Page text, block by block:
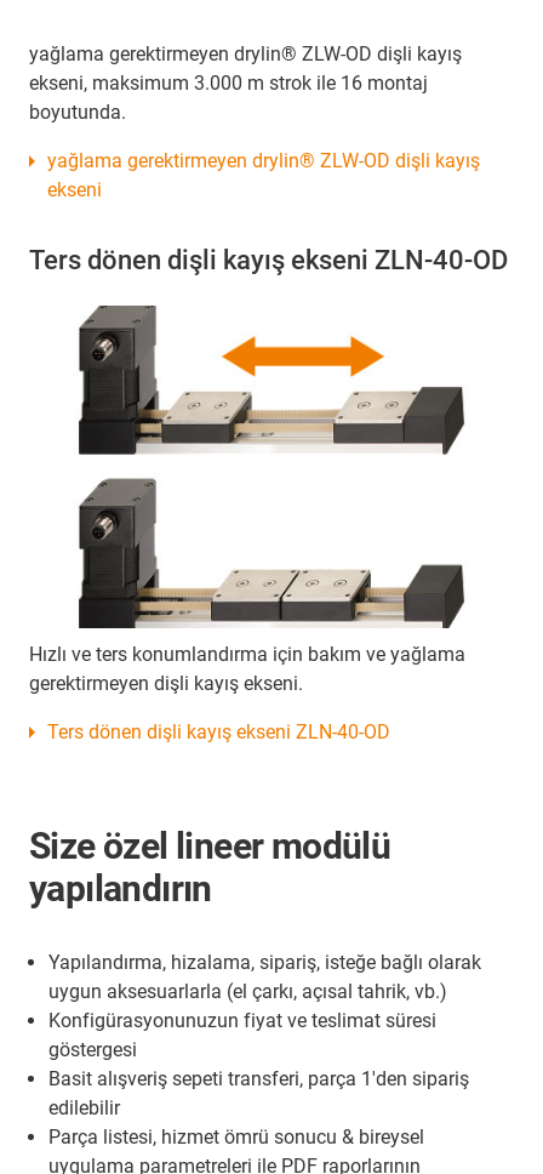
yağlama gerektirmeyen drylin® ZLW-OD dişli kayış
ekseni, maksimum 3.000 m strok ile 16 montaj
boyutunda.
yağlama gerektirmeyen drylin® ZLW-OD dişli kayış
ekseni
Ters dönen dişli kayış ekseni ZLN-40-OD
Hızlı ve ters konumlandırma için bakım ve yağlama
gerektirmeyen dişli kayış ekseni.
Ters dönen dişli kayış ekseni ZLN-40-OD
Size özel lineer modülü
yapılandırın
Yapılandırma, hizalama, sipariş, isteğe bağlı olarak
uygun aksesuarlarla (el çarkı, açısal tahrik, vb.)
Konfigürasyonunuzun fiyat ve teslimat süresi
göstergesi
Basit alışveriş sepeti transferi, parça 1'den sipariş
edilebilir
Parça listesi, hizmet ömrü sonucu & bireysel
uygulama parametreleri ile PDF raporlarının